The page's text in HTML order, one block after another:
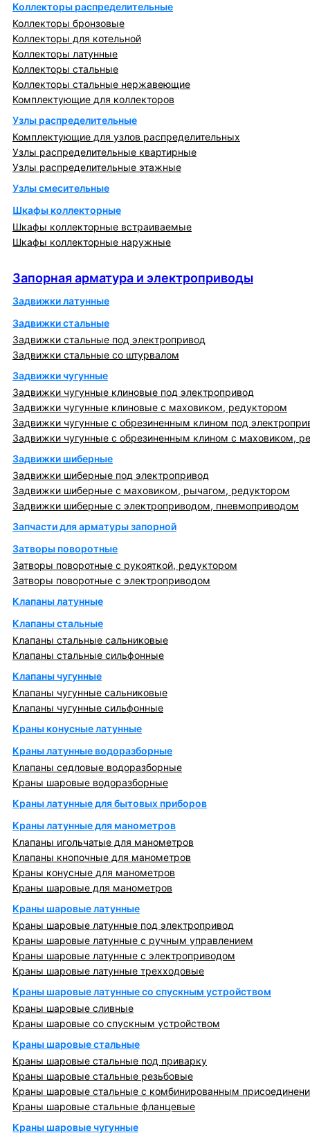
Коллекторы распределительные
Коллекторы бронзовые
Коллекторы для котельной
Коллекторы латунные
Коллекторы стальные
Коллекторы стальные нержавеющие
Комплектующие для коллекторов
Узлы распределительные
Комплектующие для узлов распределительных
Узлы распределительные квартирные
Узлы распределительные этажные
Узлы смесительные
Шкафы коллекторные
Шкафы коллекторные встраиваемые
Шкафы коллекторные наружные
Запорная арматура и электроприводы
Задвижки латунные
Задвижки стальные
Задвижки стальные под электропривод
Задвижки стальные со штурвалом
Задвижки чугунные
Задвижки чугунные клиновые под электропривод
Задвижки чугунные клиновые с маховиком, редуктором
Задвижки чугунные с обрезиненным клином под
Задвижки чугунные с обрезиненным клином с маховиком,
Задвижки шиберные
Задвижки шиберные под электропривод
Задвижки шиберные с маховиком, рычагом, редуктором
Задвижки шиберные с электроприводом, пневмоприводом
Запчасти для арматуры запорной
Затворы поворотные
Затворы поворотные с рукояткой, редуктором
Затворы поворотные с электроприводом
Клапаны латунные
Клапаны стальные
Клапаны стальные сальниковые
Клапаны стальные сильфонные
Клапаны чугунные
Клапаны чугунные сальниковые
Клапаны чугунные сильфонные
Краны конусные латунные
Краны латунные водоразборные
Клапаны седловые водоразборные
Краны шаровые водоразборные
Краны латунные для бытовых приборов
Краны латунные для манометров
Клапаны игольчатые для манометров
Клапаны кнопочные для манометров
Краны конусные для манометров
Краны шаровые для манометров
Краны шаровые латунные
Краны шаровые латунные под электропривод
Краны шаровые латунные с ручным управлением
Краны шаровые латунные с электроприводом
Краны шаровые латунные трехходовые
Краны шаровые латунные со спускным устройством
Краны шаровые сливные
Краны шаровые со спускным устройством
Краны шаровые стальные
Краны шаровые стальные под приварку
Краны шаровые стальные резьбовые
Краны шаровые стальные с комбинированным
Краны шаровые стальные фланцевые
Краны шаровые чугунные